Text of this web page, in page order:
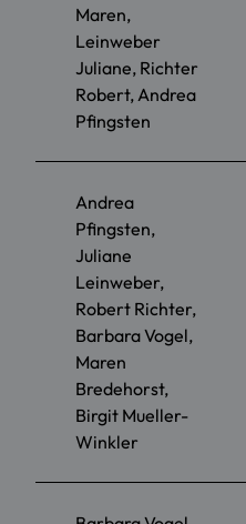
Maren,
Leinweber
Juliane, Richter
Robert, Andrea
Pfingsten
Andrea
Pfingsten,
Juliane
Leinweber,
Robert Richter,
Barbara Vogel,
Maren
Bredehorst,
Birgit Mueller-
Winkler